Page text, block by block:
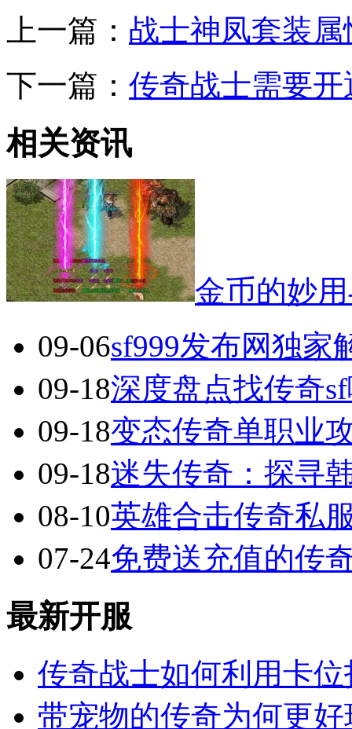
上一篇： 战士神凤套装属
下一篇： 传奇战士需要
相关资讯
金币的妙
09-06sf999发布网独家
09-18深度盘点找传奇
09-18变态传奇单职业
09-18迷失传奇：探寻
08-10英雄合击传奇私
07-24免费送充值的传
最新开服
传奇战士如何利用卡位
带宠物的传奇为何更好